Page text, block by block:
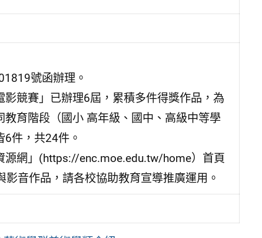
號函辦理。
競賽」已辦理6屆，累積多件得獎作品，為
育階段（國小 高年級、國中、高級中等學
件，共24件。
源網」(https://enc.moe.edu.tw/home）首頁
影音作品，請各校協助教育宣導推廣運用。